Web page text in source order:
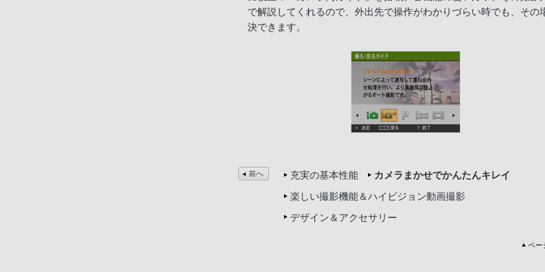
で解説してくれるので、外出先で操作がわかりづらい時でも、その
決できます。
前へ 充実の基本性能 カメラまかせでかんたんキレイ
楽しい撮影機能＆ハイビジョン動画撮影
デザイン＆アクセサリー
ペー